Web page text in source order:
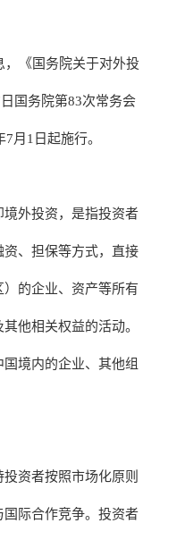
《国务院关于对外投
国务院第83次常务会
月1日起施行。
境外投资，是指投资者
、担保等方式，直接
的企业、资产等所有
他相关权益的活动。
国境内的企业、其他组
投资者按照市场化原则
际合作竞争。投资者